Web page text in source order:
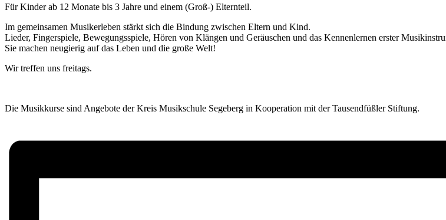
Für Kinder ab 12 Monate bis 3 Jahre und einem (Groß-) Elternteil.
Im gemeinsamen Musikerleben stärkt sich die Bindung zwischen Eltern und Kind.
Lieder, Fingerspiele, Bewegungsspiele, Hören von Klängen und Geräuschen und das Kennenlernen erster
Sie machen neugierig auf das Leben und die große Welt!
Wir treffen uns freitags.
Die Musikkurse sind Angebote der Kreis Musikschule Segeberg in Kooperation mit der Tausendfüßler Stiftung.